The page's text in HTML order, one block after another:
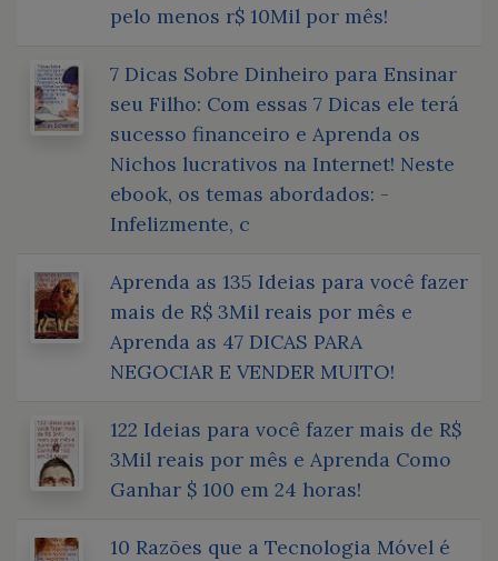
pelo menos r$ 10Mil por mês!
7 Dicas Sobre Dinheiro para Ensinar
seu Filho: Com essas 7 Dicas ele terá
sucesso financeiro e Aprenda os
Nichos lucrativos na Internet! Neste
ebook, os temas abordados: -
Infelizmente, c
Aprenda as 135 Ideias para você fazer
mais de R$ 3Mil reais por mês e
Aprenda as 47 DICAS PARA
NEGOCIAR E VENDER MUITO!
122 Ideias para você fazer mais de R$
3Mil reais por mês e Aprenda Como
Ganhar $ 100 em 24 horas!
10 Razões que a Tecnologia Móvel é